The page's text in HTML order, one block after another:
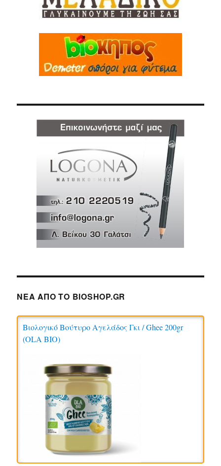
ΝΕΑ ΑΠΟ ΤΟ BIOSHOP.GR
Βιολογικό Βούτυρο Αγελάδος Γκι / Ghee 200gr
(OLA BIO)